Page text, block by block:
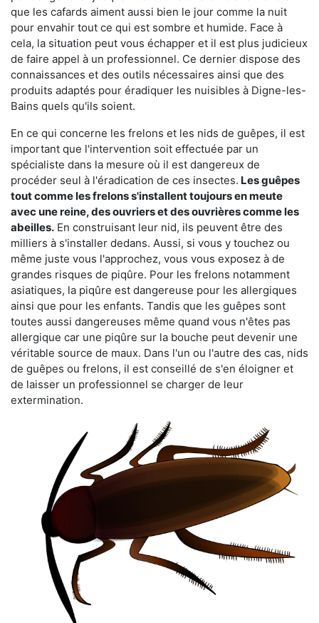
que les cafards aiment aussi bien le jour comme la nuit
pour envahir tout ce qui est sombre et humide. Face à
cela, la situation peut vous échapper et il est plus judicieux
de faire appel à un professionnel. Ce dernier dispose des
connaissances et des outils nécessaires ainsi que des
produits adaptés pour éradiquer les nuisibles à Digne-les-
Bains quels qu'ils soient.
En ce qui concerne les frelons et les nids de guêpes, il est
important que l'intervention soit effectuée par un
spécialiste dans la mesure où il est dangereux de
procéder seul à l'éradication de ces insectes. Les guêpes
tout comme les frelons s'installent toujours en meute
avec une reine, des ouvriers et des ouvrières comme les
abeilles. En construisant leur nid, ils peuvent être des
milliers à s'installer dedans. Aussi, si vous y touchez ou
même juste vous l'approchez, vous vous exposez à de
grandes risques de piqûre. Pour les frelons notamment
asiatiques, la piqûre est dangereuse pour les allergiques
ainsi que pour les enfants. Tandis que les guêpes sont
toutes aussi dangereuses même quand vous n'êtes pas
allergique car une piqûre sur la bouche peut devenir une
véritable source de maux. Dans l'un ou l'autre des cas, nids
de guêpes ou frelons, il est conseillé de s'en éloigner et
de laisser un professionnel se charger de leur
extermination.